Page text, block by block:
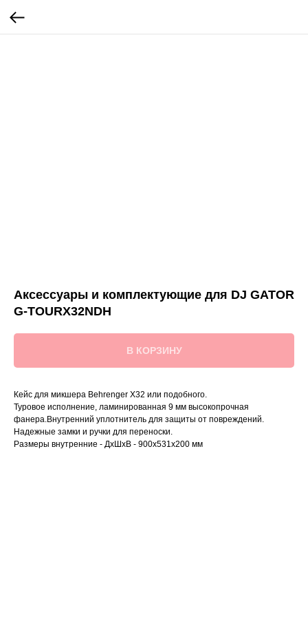
Аксессуары и комплектующие для DJ GATOR
G-TOURX32NDH
В КОРЗИНУ
Кейс для микшера Behrenger X32 или подобного.
Туровое исполнение, ламинированная 9 мм высокопрочная
фанера.Внутренний уплотнитель для защиты от повреждений.
Надежные замки и ручки для переноски.
Размеры внутренние - ДхШхВ - 900х531х200 мм